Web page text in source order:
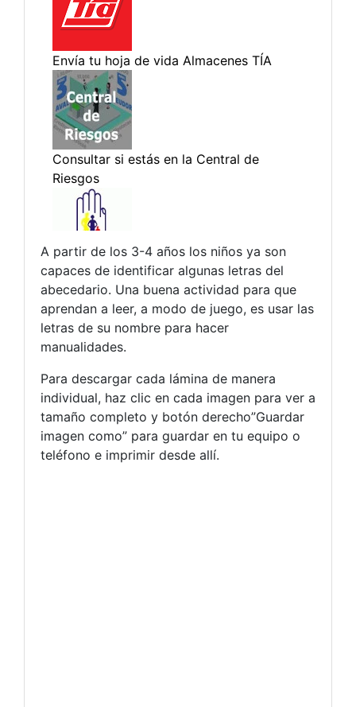
A partir de los 3-4 años los niños ya son
capaces de identificar algunas letras del
abecedario. Una buena actividad para que
aprendan a leer, a modo de juego, es usar las
letras de su nombre para hacer
manualidades.
Para descargar cada lámina de manera
individual, haz clic en cada imagen para ver a
tamaño completo y botón derecho”Guardar
imagen como” para guardar en tu equipo o
teléfono e imprimir desde allí.